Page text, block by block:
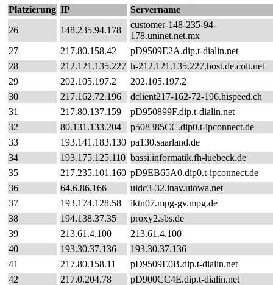
Platzierung IP
Servername
26
148.235.94.178
customer-148-235-94-
178.uninet.net.mx
27
217.80.158.42
pD9509E2A.dip.t-dialin.net
28
212.121.135.227 h-212.121.135.227.host.de.colt.net
29
202.105.197.2
202.105.197.2
30
217.162.72.196
dclient217-162-72-196.hispeed.ch
31
217.80.137.159
pD950899F.dip.t-dialin.net
32
80.131.133.204
p508385CC.dip0.t-ipconnect.de
33
193.141.183.130 pa130.saarland.de
34
193.175.125.110 bassi.informatik.fh-luebeck.de
35
217.235.101.160 pD9EB65A0.dip0.t-ipconnect.de
36
64.6.86.166
uidc3-32.inav.uiowa.net
37
193.174.128.58
iktn07.mpg-gv.mpg.de
38
194.138.37.35
proxy2.sbs.de
39
213.61.4.100
213.61.4.100
40
193.30.37.136
193.30.37.136
41
217.80.158.11
pD9509E0B.dip.t-dialin.net
42
217.0.204.78
pD900CC4E.dip.t-dialin.net